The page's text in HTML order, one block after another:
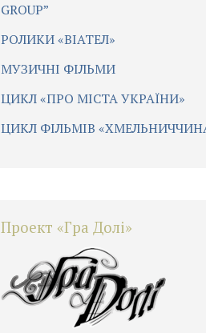
GROUP”
РОЛИКИ «ВІАТЕЛ»
МУЗИЧНІ ФІЛЬМИ
ЦИКЛ «ПРО МІСТА УКРАЇНИ»
ЦИКЛ ФІЛЬМІВ
Проект «Гра Долі»